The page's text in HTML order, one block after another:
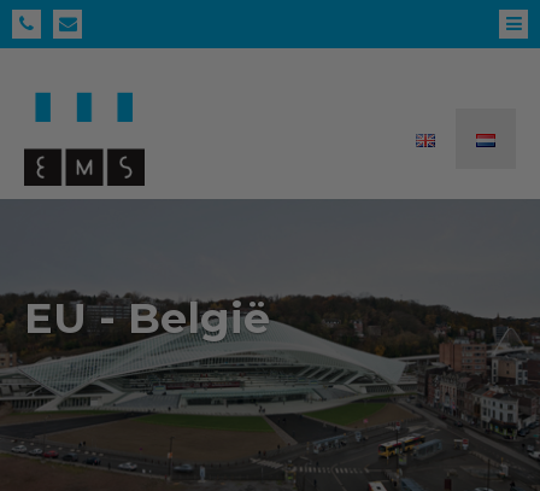
EU - België